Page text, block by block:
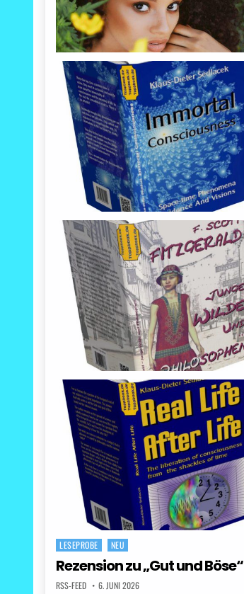
Posted
in
LESEPROBE NEU
Rezension zu „Gut und Böse“
RSS-FEED 6. JUNI 2026